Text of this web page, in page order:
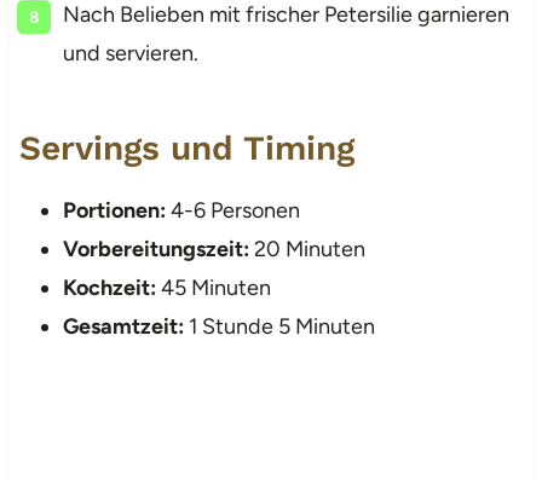
Nach Belieben mit frischer Petersilie garnieren
und servieren.
Servings und Timing
Portionen:4-6 Personen
Vorbereitungszeit:20 Minuten
Kochzeit:45 Minuten
Gesamtzeit:1 Stunde 5 Minuten